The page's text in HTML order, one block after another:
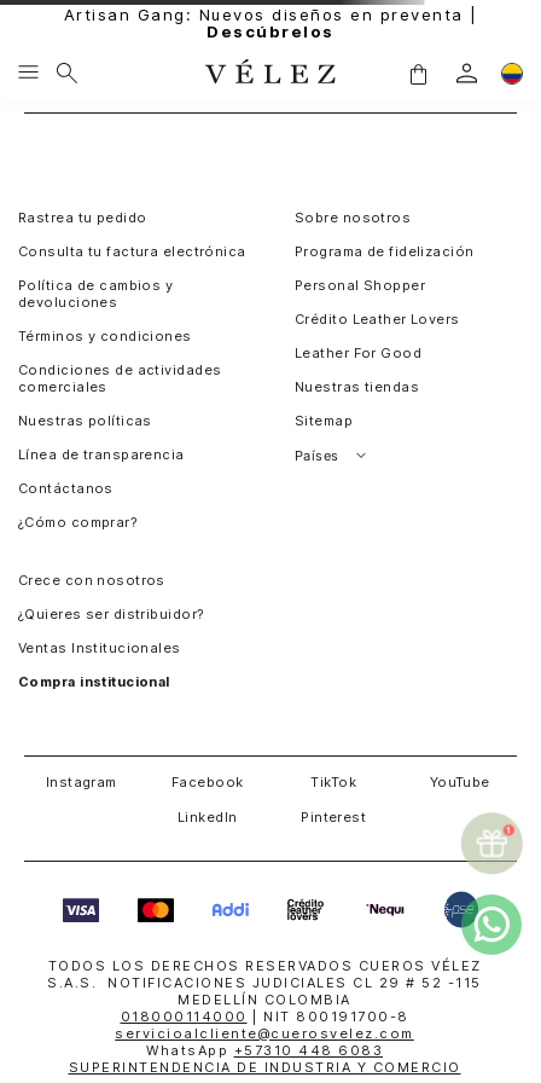
Artisan Gang: Nuevos diseños en preventa |
Descúbrelos
Rastrea tu pedido
Consulta tu factura electrónica
Política de cambios y
devoluciones
Términos y condiciones
Condiciones de actividades
comerciales
Nuestras políticas
Línea de transparencia
Contáctanos
¿Cómo comprar?
Sobre nosotros
Programa de fidelización
Personal Shopper
Crédito Leather Lovers
Leather For Good
Nuestras tiendas
Sitemap
Países
Crece con nosotros
¿Quieres ser distribuidor?
Ventas Institucionales
Compra institucional
Instagram Facebook TikTok YouTube
LinkedIn Pinterest
TODOS LOS DERECHOS RESERVADOS CUEROS VÉLEZ
S.A.S. NOTIFICACIONES JUDICIALES CL 29 # 52 -115
MEDELLÍN COLOMBIA
018000114000
| NIT 800191700-8
servicioalcliente@cuerosvelez.com
WhatsApp +57310 448 6083
SUPERINTENDENCIA DE INDUSTRIA Y COMERCIO